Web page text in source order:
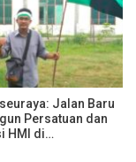
Jalan Baru
Persatuan dan
HMI di…